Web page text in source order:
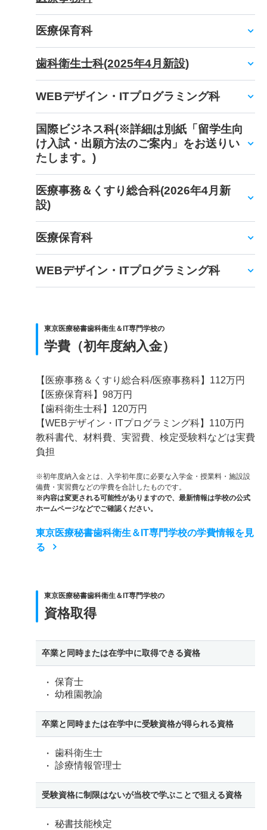
医療保育科
歯科衛生士科(2025年4月新設)
WEBデザイン・ITプログラミング科
国際ビジネス科(※詳細は別紙「留学生向
け入試・出願方法のご案内」をお送りい
たします。)
医療事務＆くすり総合科(2026年4月新
設)
医療保育科
WEBデザイン・ITプログラミング科
東京医療秘書歯科衛生＆IT専門学校の
学費（初年度納入金）
【医療事務＆くすり総合科/医療事務科】112万円
【医療保育科】98万円
【歯科衛生士科】120万円
【WEBデザイン・ITプログラミング科】110万円
教科書代、材料費、実習費、検定受験料などは実費
負担
※初年度納入金とは、入学初年度に必要な入学金・授業料・施設設
備費・実習費などの学費を合計したものです。
※内容は変更される可能性がありますので、最新情報は学校の公式
ホームページなどでご確認ください。
東京医療秘書歯科衛生＆IT専門学校の学費情報を見
る
東京医療秘書歯科衛生＆IT専門学校の
資格取得
卒業と同時または在学中に取得できる資格
保育士
幼稚園教諭
卒業と同時または在学中に受験資格が得られる資格
歯科衛生士
診療情報管理士
受験資格に制限はないが当校で学ぶことで狙える資格
秘書技能検定